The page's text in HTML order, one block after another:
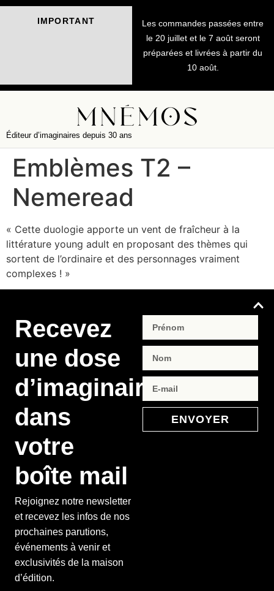
IMPORTANT
Les commandes passées entre
le 20 juillet et le 7 août seront
préparées et livrées à partir du
10 août.
Éditeur d’imaginaires depuis 30 ans
Emblèmes T2 –
Nemeread
« Cette duologie apporte un vent de fraîcheur à la
littérature young adult en proposant des thèmes qui
sortent de l’ordinaire et des personnages vraiment
complexes ! »
Recevez
une dose
d’imaginaire
dans
votre
boîte mail
Rejoignez notre newsletter
et recevez les infos de nos
prochaines parutions,
événements à venir et
exclusivités de la maison
d’édition.
ENVOYER